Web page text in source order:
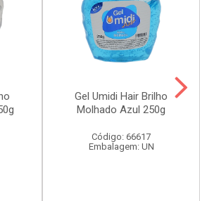
Gel Umidi Hair Brilho
Molhado Azul 250g
Código: 66617
Embalagem: UN